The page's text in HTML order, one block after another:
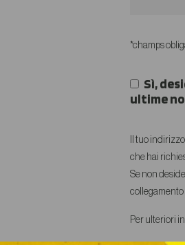
*champs
Sì,
ultime
Il tuo
che hai
Se non
collegamento
Per ulteriori